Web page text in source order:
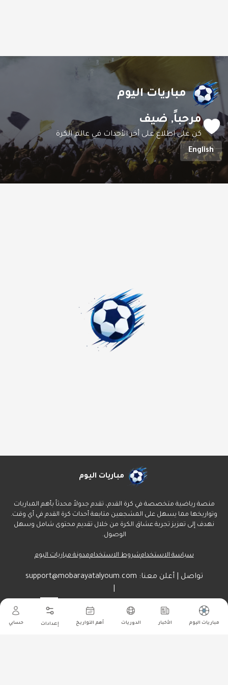
مباريات اليوم
مرحباً, ضيف
كن على اطلاع على أخر الأحداث في عالم الكرة
English
مباريات اليوم الأخبار الدوريات أهم التواريخ إعدادات حسابي
مباريات اليوم
منصة رياضية متخصصة في كرة القدم، تقدم جدولاً محدثاً بأهم المباريات
وتواريخها مما يسهل على المشجعين متابعة أحداث كرة القدم في أي وقت.
نهدف إلى تعزيز تجربة عشاق الكرة من خلال تقديم محتوى شامل وسهل
الوصول.
سياسة الاستخدامشروط الاستخداممدونة مباريات اليوم
تواصل | أعلن معنا: support@mobarayatalyoum.com